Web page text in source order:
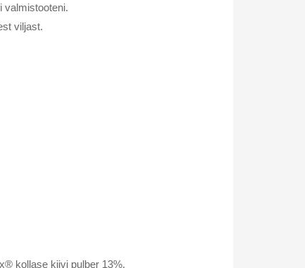
valmistooteni.
viljast.
kollase kiivi pulber 13%,